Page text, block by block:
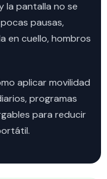
la pantalla no se
pausas,
en cuello, hombros
aplicar movilidad
programas
para reducir